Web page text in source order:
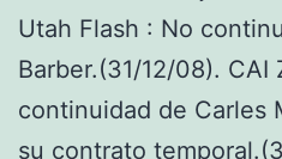
Utah Flash : No
Barber.(31/12/08). CAI
continuidad de Carles
su contrato